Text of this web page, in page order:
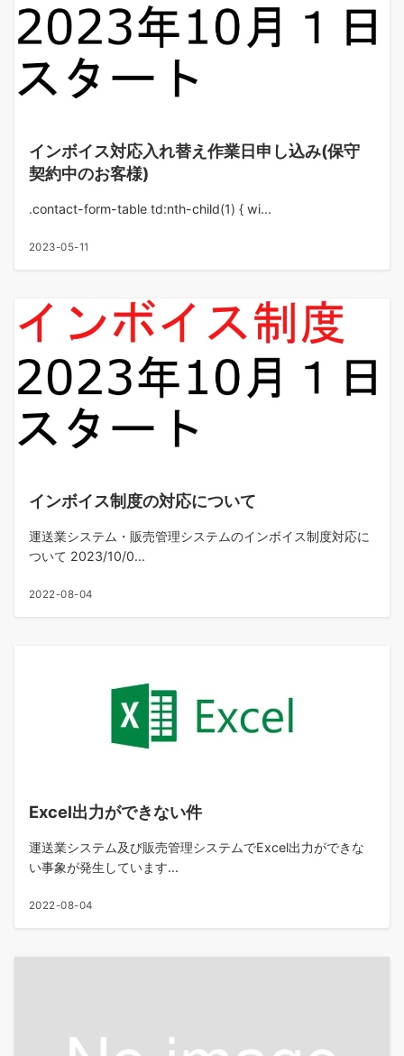
インボイス対応入れ替え作業日申し込み(保守
契約中のお客様)
.contact-form-table td:nth-child(1) { wi...
2023-05-11
インボイス制度の対応について
運送業システム・販売管理システムのインボイス制度対応に
ついて 2023/10/0...
2022-08-04
Excel出力ができない件
運送業システム及び販売管理システムでExcel出力ができな
い事象が発生しています...
2022-08-04